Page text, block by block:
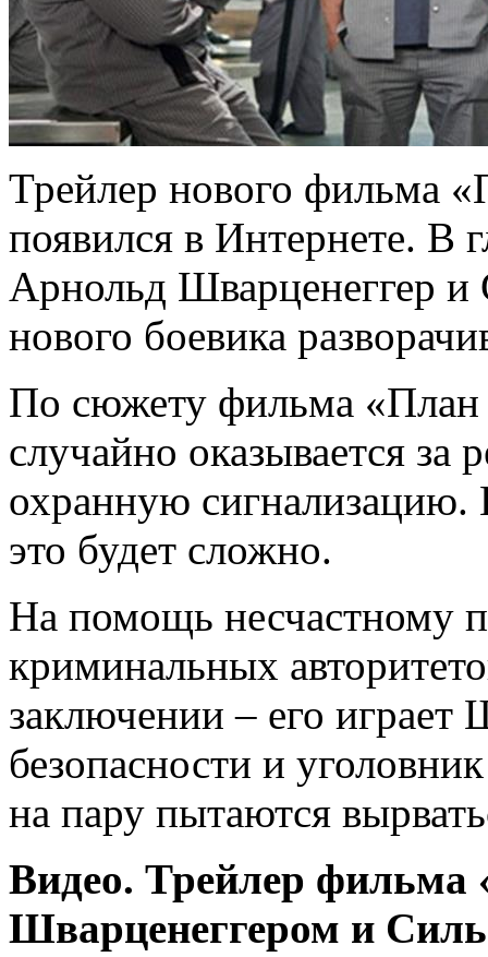
Трейлер нового фильма
появился в Интернете. В
Арнольд Шварценеггер и
нового боевика
По сюжету фильма «План
случайно оказывается за
охранную сигнализацию.
это будет сложно.
На помощь несчастному
криминальных
заключении – его играет
безопасности и
на пару пытаются
Видео. Трейлер фильма
Шварценеггером и